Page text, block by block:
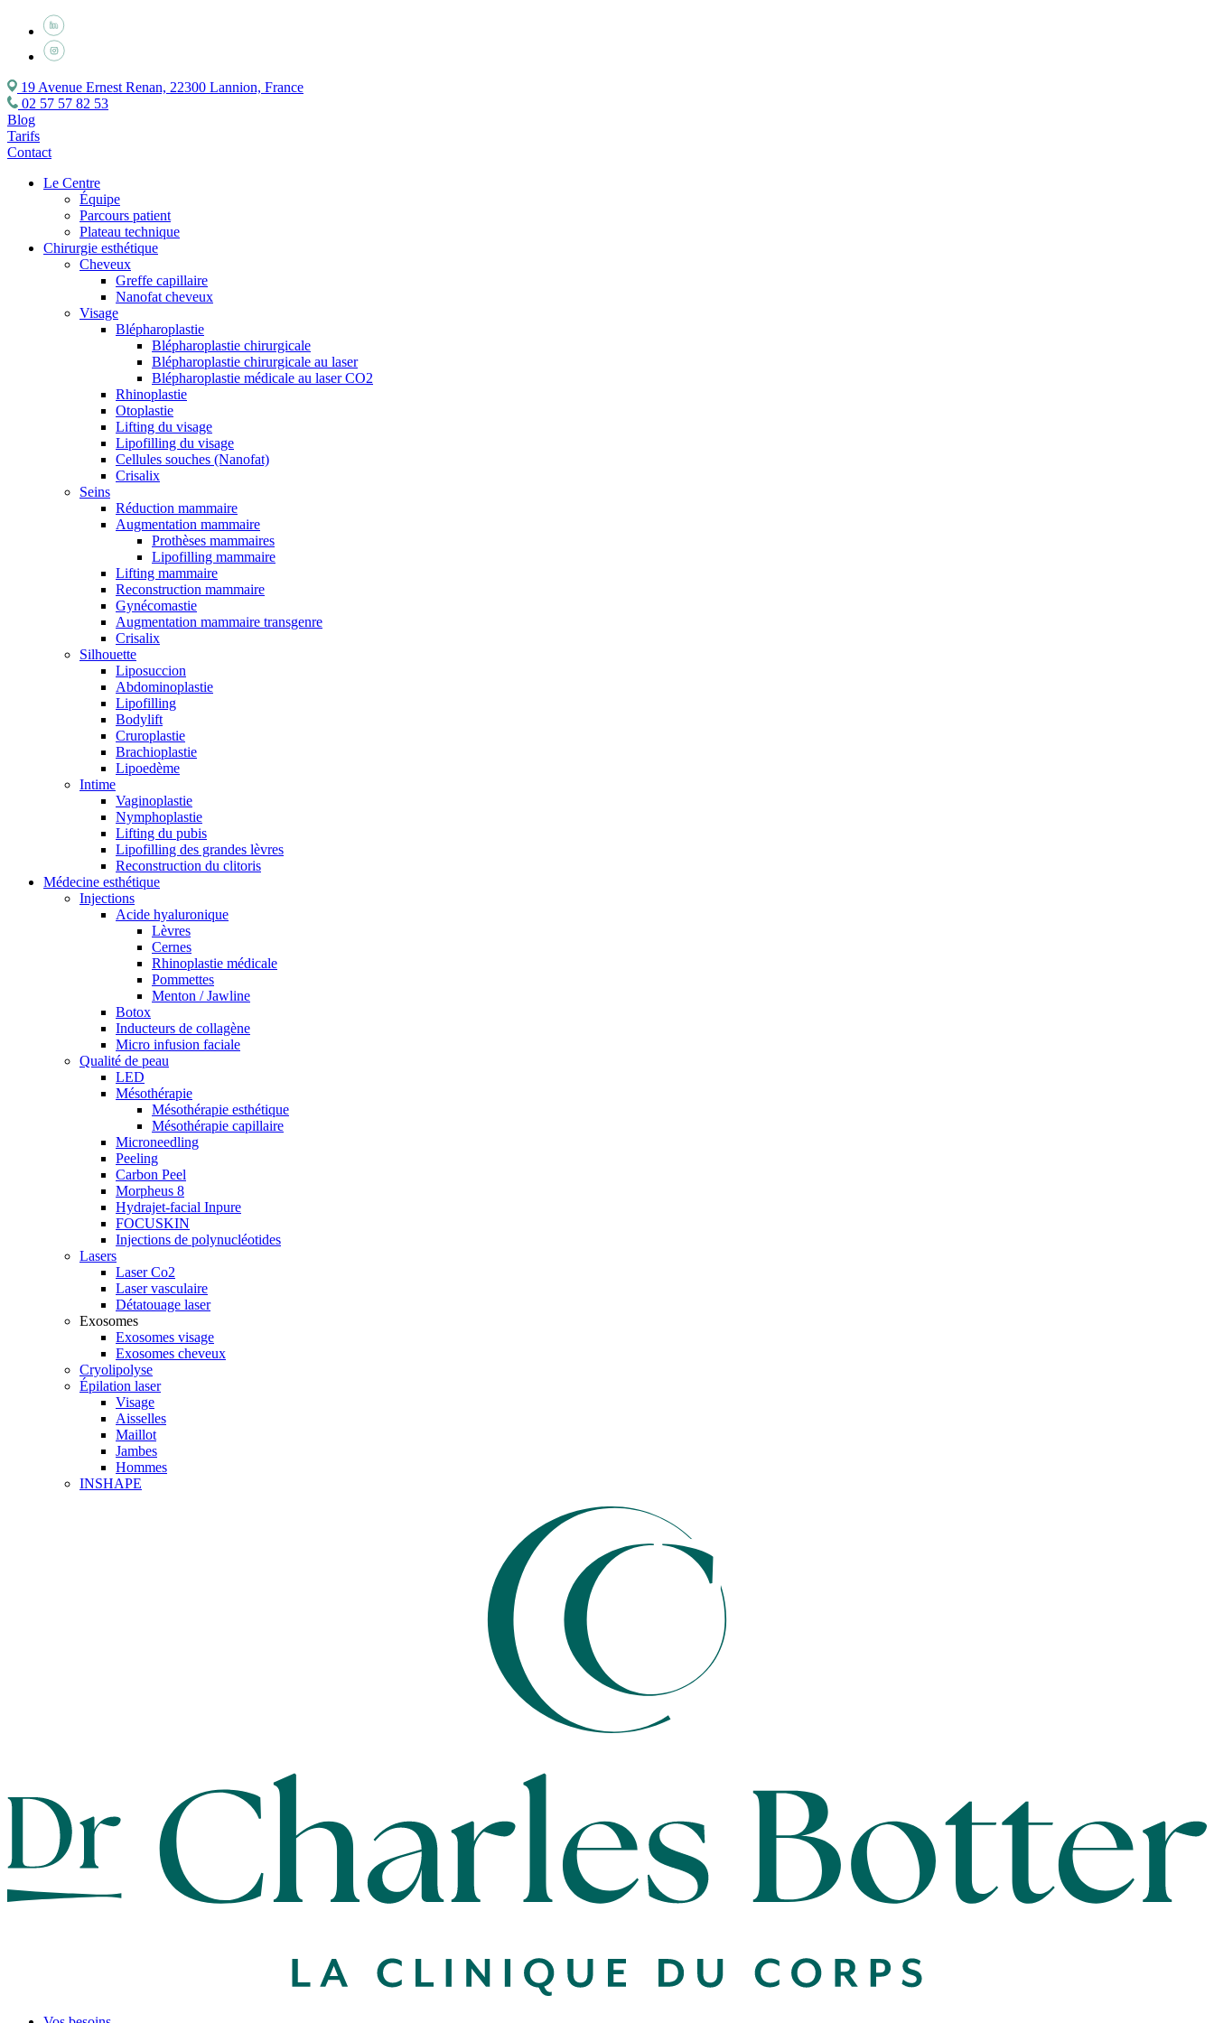
19 Avenue Ernest Renan, 22300 Lannion, France
02 57 57 82 53
Blog
Tarifs
Contact
Le Centre
Équipe
Parcours patient
Plateau technique
Chirurgie esthétique
Cheveux
Greffe capillaire
Nanofat cheveux
Visage
Blépharoplastie
Blépharoplastie chirurgicale
Blépharoplastie chirurgicale au laser
Blépharoplastie médicale au laser CO2
Rhinoplastie
Otoplastie
Lifting du visage
Lipofilling du visage
Cellules souches (Nanofat)
Crisalix
Seins
Réduction mammaire
Augmentation mammaire
Prothèses mammaires
Lipofilling mammaire
Lifting mammaire
Reconstruction mammaire
Gynécomastie
Augmentation mammaire transgenre
Crisalix
Silhouette
Liposuccion
Abdominoplastie
Lipofilling
Bodylift
Cruroplastie
Brachioplastie
Lipoedème
Intime
Vaginoplastie
Nymphoplastie
Lifting du pubis
Lipofilling des grandes lèvres
Reconstruction du clitoris
Médecine esthétique
Injections
Acide hyaluronique
Lèvres
Cernes
Rhinoplastie médicale
Pommettes
Menton / Jawline
Botox
Inducteurs de collagène
Micro infusion faciale
Qualité de peau
LED
Mésothérapie
Mésothérapie esthétique
Mésothérapie capillaire
Microneedling
Peeling
Carbon Peel
Morpheus 8
Hydrajet-facial Inpure
FOCUSKIN
Injections de polynucléotides
Lasers
Laser Co2
Laser vasculaire
Détatouage laser
Exosomes
Exosomes visage
Exosomes cheveux
Cryolipolyse
Épilation laser
Visage
Aisselles
Maillot
Jambes
Hommes
INSHAPE